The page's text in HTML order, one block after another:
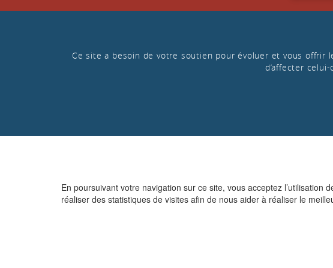
En poursuivant votre navigation sur ce site, vous acceptez
réaliser des statistiques de visites afin de nous aider à réaliser le
Ce site a besoin de votre soutien pour évoluer et vous offrir
d’affecter